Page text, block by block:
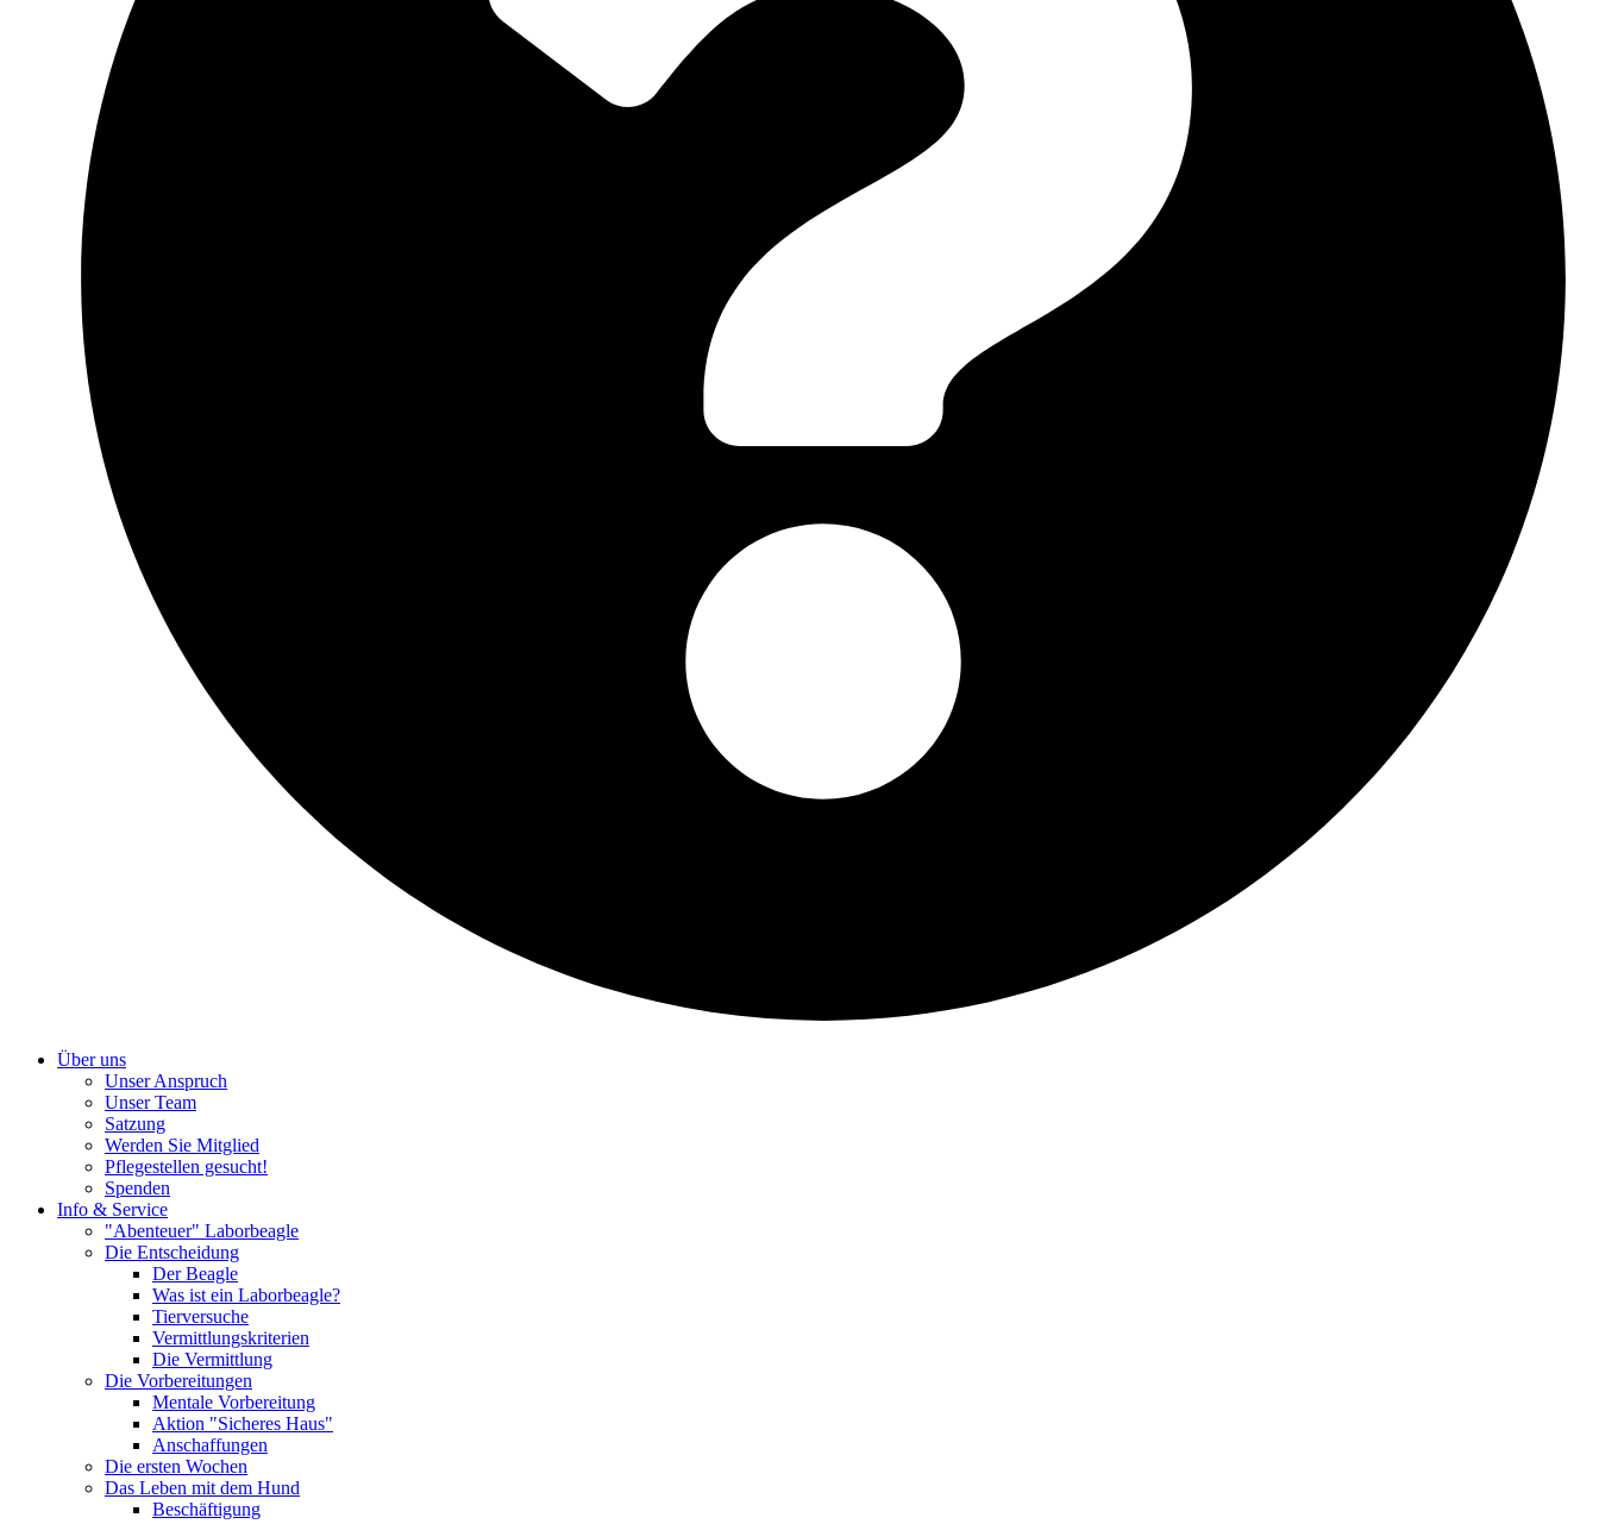
Über uns
Unser Anspruch
Unser Team
Satzung
Werden Sie Mitglied
Pflegestellen gesucht!
Spenden
Info & Service
"Abenteuer" Laborbeagle
Die Entscheidung
Der Beagle
Was ist ein Laborbeagle?
Tierversuche
Vermittlungskriterien
Die Vermittlung
Die Vorbereitungen
Mentale Vorbereitung
Aktion "Sicheres Haus"
Anschaffungen
Die ersten Wochen
Das Leben mit dem Hund
Beschäftigung